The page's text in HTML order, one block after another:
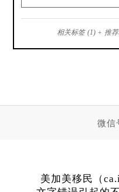
相关标签 (1) + 推
微信
美加美移民（